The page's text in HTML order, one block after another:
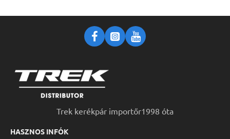
Trek kerékpár importőr1998 óta
HASZNOS INFÓK